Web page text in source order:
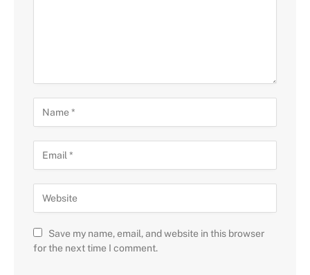
Save my name, email, and website in this browser
for the next time I comment.